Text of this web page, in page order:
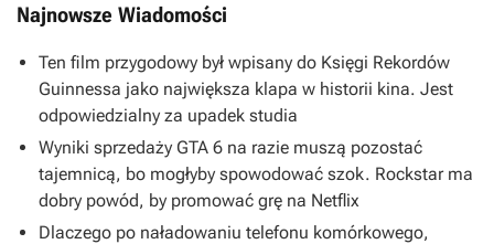
Najnowsze Wiadomości
Ten film przygodowy był wpisany do Księgi Rekordów
Guinnessa jako największa klapa w historii kina. Jest
odpowiedzialny za upadek studia
Wyniki sprzedaży GTA 6 na razie muszą pozostać
tajemnicą, bo mogłyby spowodować szok. Rockstar ma
dobry powód, by promować grę na Netflix
Dlaczego po naładowaniu telefonu komórkowego,